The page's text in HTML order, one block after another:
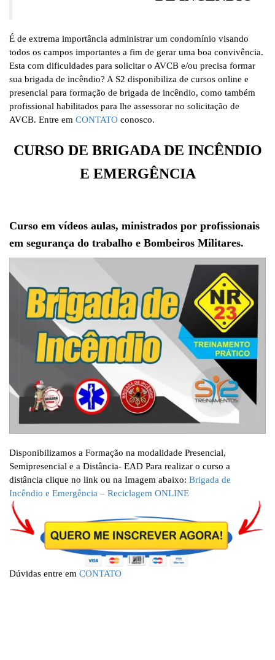
É de extrema importância administrar um condomínio visando
todos os campos importantes a fim de gerar uma boa convivência.
Esta com dificuldades para solicitar o AVCB e/ou precisa formar
sua brigada de incêndio? A S2 disponibiliza de cursos online e
presencial para formação de brigada de incêndio, como também
profissional habilitados para lhe assessorar no solicitação de
AVCB. Entre em CONTATO conosco.
CURSO DE BRIGADA DE INCÊNDIO
E EMERGÊNCIA
Curso em vídeos aulas, ministrados por profissionais
em segurança do trabalho e Bombeiros Militares.
Disponibilizamos a Formação na modalidade Presencial,
Semipresencial e a Distância- EAD Para realizar o curso a
distância clique no link ou na Imagem abaixo: Brigada de
Incêndio e Emergência – Reciclagem ONLINE
Dúvidas entre em CONTATO